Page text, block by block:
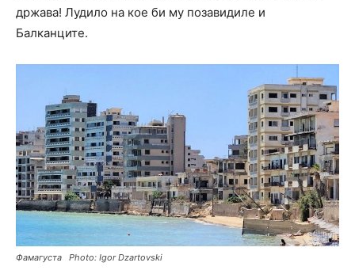
држава! Лудило на кое би му позавидиле и
Балканците.
Фамагуста Photo: Igor Dzartovski